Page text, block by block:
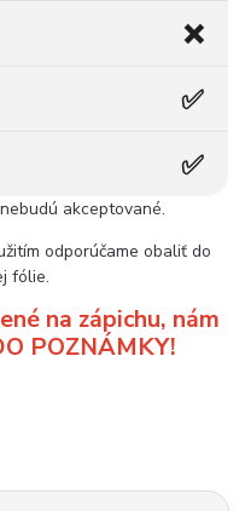
❌
✅
✅
akceptované.
odporúčame obaliť do
fólie.
na zápichu, nám
POZNÁMKY!